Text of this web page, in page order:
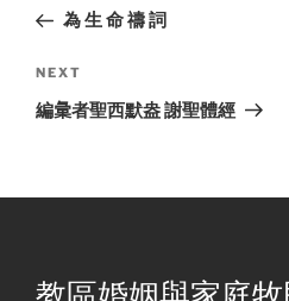
Post為 生 命 禱 詞
Next
Post
NEXT
編𢑥者聖西默盎 謝聖體經